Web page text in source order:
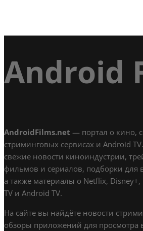
Android
AndroidFilms.net — портал о кино,
стриминговых сервисах и Android
свежие новости киноиндустрии,
фильмов и сериалов, подборки для
а также материалы о Netflix, Disney+,
TV и Android TV.
На сайте вы найдёте новости
обзоры приложений для просмотра